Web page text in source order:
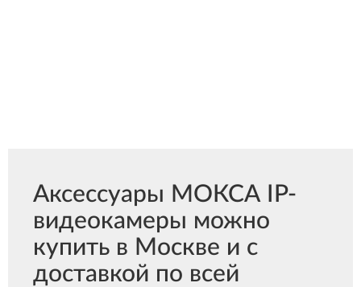
Аксессуары МОКСА IP-
видеокамеры можно
купить в Москве и с
доставкой по всей